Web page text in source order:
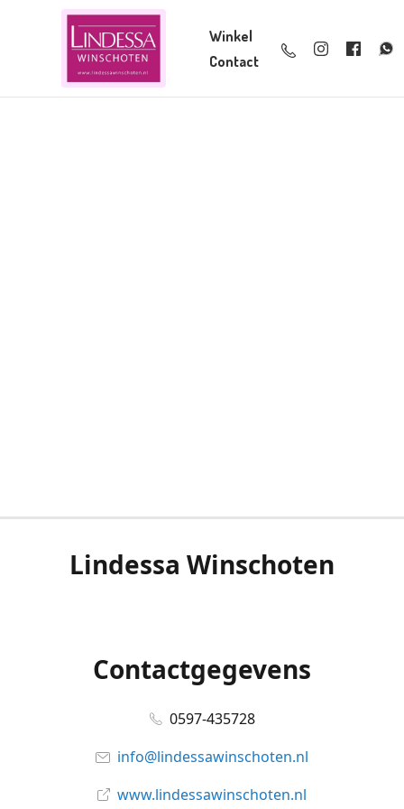
Winkel
Contact
Lindessa Winschoten
Contactgegevens
0597-435728
info@lindessawinschoten.nl
www.lindessawinschoten.nl